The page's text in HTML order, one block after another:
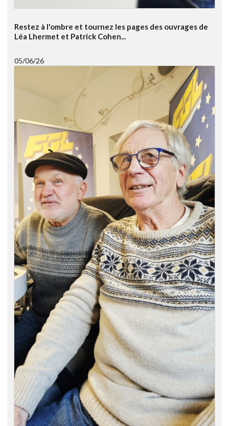
Restez à l'ombre et tournez les pages des ouvrages de
Léa Lhermet et Patrick Cohen...
05/06/26